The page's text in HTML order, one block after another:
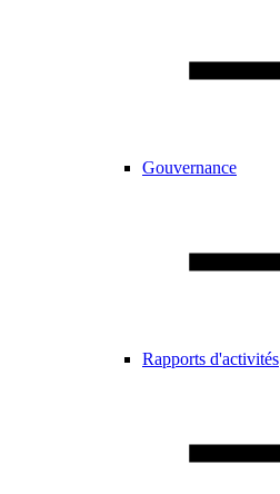
Gouvernance
Rapports d'activités